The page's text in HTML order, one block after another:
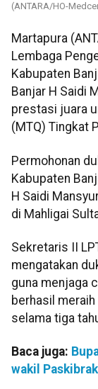
(ANTARA/HO-
Martapura
Lembaga
Kabupaten
Banjar H Saidi
prestasi juara
(MTQ) Tingkat
Permohonan
Kabupaten
H Saidi
di Mahligai
Sekretaris II
mengatakan
guna menjaga
berhasil
selama tiga
Baca juga:
wakil